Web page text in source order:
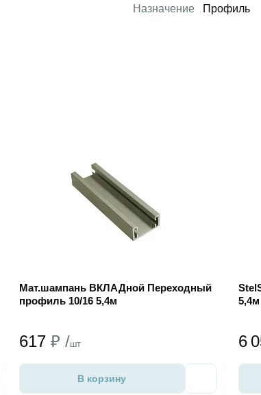
Назначение Профиль
Мат.шампань ВКЛАДной Переходный
профиль 10/16 5,4м
617 ₽ /шт
В корзину
5,4м
6